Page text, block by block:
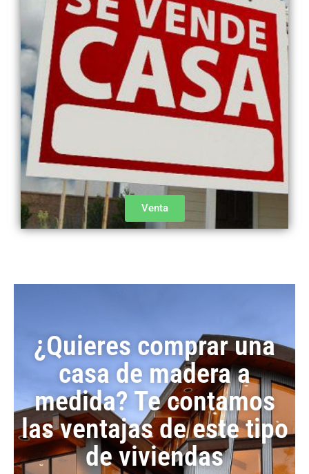
Venta
¿Quieres comprar una
casa de madera a
medida? Te contamos
las ventajas de este tipo
de viviendas